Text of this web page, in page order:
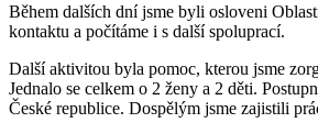
Během dalších dní jsme byli osloveni
kontaktu a počítáme i s další spoluprací.
Další aktivitou byla pomoc, kterou jsme
Jednalo se celkem o 2 ženy a 2 děti.
České republice. Dospělým jsme zajistili